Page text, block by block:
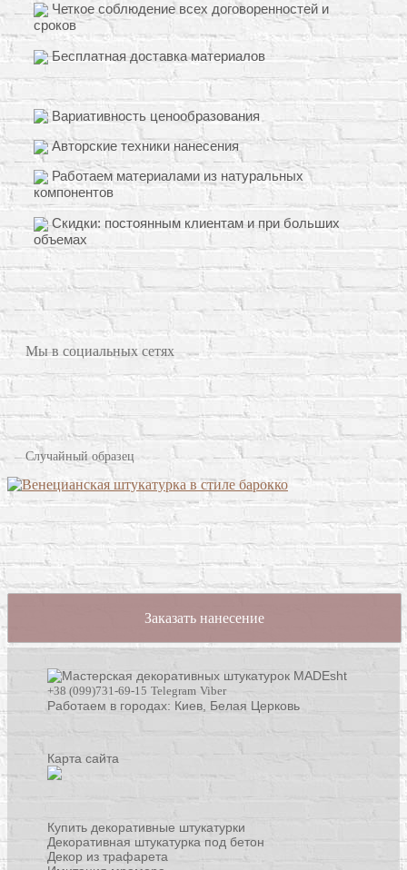
Четкое соблюдение всех договоренностей и
сроков
Бесплатная доставка материалов
Вариативность ценообразования
Авторские техники нанесения
Работаем материалами из натуральных
компонентов
Скидки: постоянным клиентам и при больших
объемах
Мы в социальных сетях
Случайный образец
Заказать нанесение
+38 (099)731-69-15 Telegram Viber
Работаем в городах: Киев, Белая Церковь
Карта сайта
Купить декоративные штукатурки
Декоративная штукатурка под бетон
Декор из трафарета